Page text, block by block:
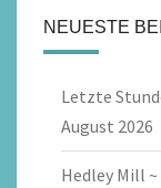
NEUESTE
Letzte
August 2026
Hedley Mill